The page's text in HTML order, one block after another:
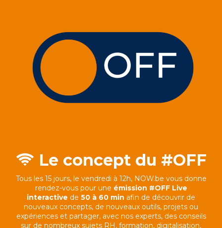
Le concept du #OFF
Tous les 15 jours, le vendredi à 12h, NOW.be vous donne
rendez-vous pour une émission #OFF Live
interactive de 50 à 60 min afin de découvrir de
nouveaux concepts, de nouveaux outils, projets ou
expériences et partager, avec nos experts, des conseils
sur de nombreux sujets RH, formation, digitalisation,